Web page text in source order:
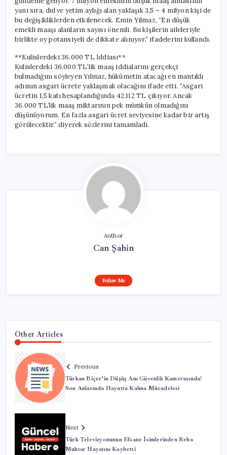
yanı sıra, dul ve yetim aylığı alan yaklaşık 3,5 – 4 milyon kişi de
bu değişikliklerden etkilenecek. Emin Yılmaz, “En düşük
emekli maaşı alanların sayısı önemli. Bu kişilerin aileleriyle
birlikte oy potansiyeli de dikkate alınıyor.” ifadelerini kullandı.
**Kulislerdeki 36.000 TL İddiası**
Kulislerdeki 36.000 TL’lik maaş iddialarını gerçekçi
bulmadığını söyleyen Yılmaz, hükümetin atacağı en mantıklı
adımın asgari ücrete yaklaşmak olacağını ifade etti. “Asgari
ücretin 1,5 katı hesaplandığında 42.112 TL çıkıyor. Ancak
36.000 TL’lik maaş miktarının pek mümkün olmadığını
düşünüyorum. En fazla asgari ücret seviyesine kadar bir artış
görülecektir.” diyerek sözlerini tamamladı.
Author
Can Şahin
Follow Me
Other Articles
Previous
Türkan Biçer’in Düşüş Anı Güvenlik Kamerasında!
Son Anlarında Hayatta Kalma Mücadelesi
Next
Türk Televizyonunun Efsane İsimlerinden Reha
Muhtar Hayatını Kaybetti